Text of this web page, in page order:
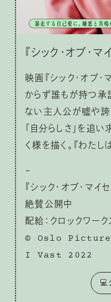
『シック・オブ・マ
映画『シック・オブ
からず誰もが持つ承
ない主人公が嘘や誇
「自分らしさ」を追
く様を描く。『わた
–
『シック・オブ・マイ
絶賛公開中
配給：クロックワーク
© Oslo
I Vast 2022
💻